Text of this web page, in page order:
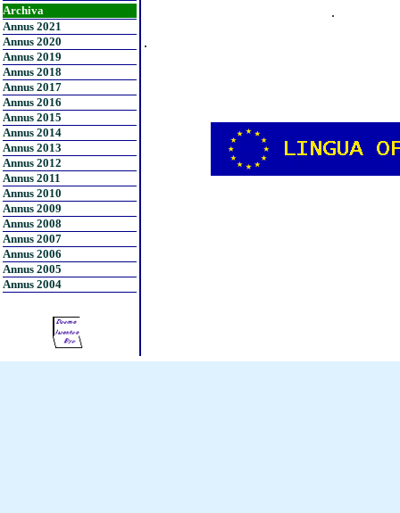
Archiva
Annus 2021
Annus 2020
Annus 2019
Annus 2018
Annus 2017
Annus 2016
Annus 2015
Annus 2014
Annus 2013
Annus 2012
Annus 2011
Annus 2010
Annus 2009
Annus 2008
Annus 2007
Annus 2006
Annus 2005
Annus 2004
.
.